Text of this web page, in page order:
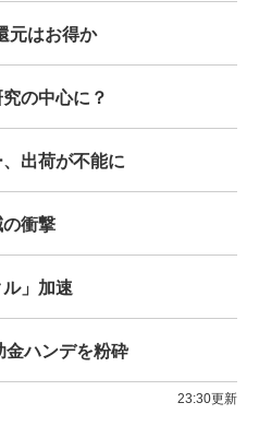
元はお得か
の中心に？
出荷が不能に
衝撃
」加速
金ハンデを粉砕
23:30更新